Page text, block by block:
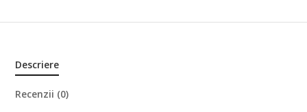
Descriere
Recenzii (0)